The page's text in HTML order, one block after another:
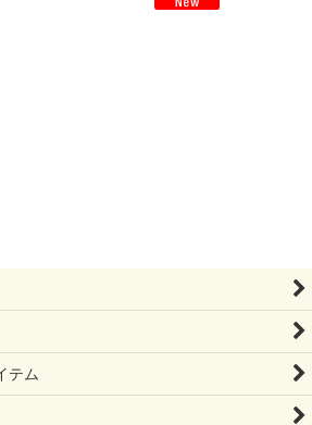
テム